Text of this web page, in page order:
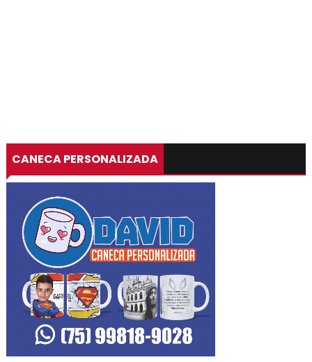
CANECA PERSONALIZADA